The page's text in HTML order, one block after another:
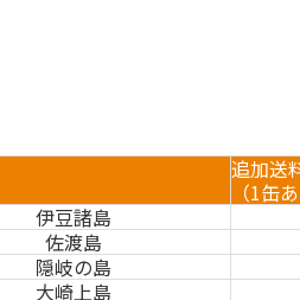
追加送
（1缶
伊豆諸島
佐渡島
隠岐の島
大崎上島